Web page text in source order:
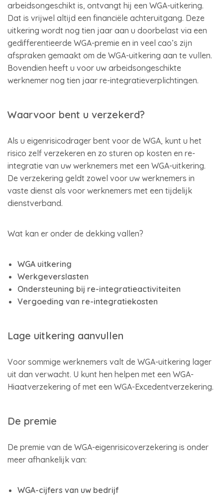
arbeidsongeschikt is, ontvangt hij een WGA-uitkering.
Dat is vrijwel altijd een financiële achteruitgang. Deze
uitkering wordt nog tien jaar aan u doorbelast via een
gedifferentieerde WGA-premie en in veel cao’s zijn
afspraken gemaakt om de WGA-uitkering aan te vullen.
Bovendien heeft u voor uw arbeidsongeschikte
werknemer nog tien jaar re-integratieverplichtingen.
Waarvoor bent u verzekerd?
Als u eigenrisicodrager bent voor de WGA, kunt u het
risico zelf verzekeren en zo sturen op kosten en re-
integratie van uw werknemers met een WGA-uitkering.
De verzekering geldt zowel voor uw werknemers in
vaste dienst als voor werknemers met een tijdelijk
dienstverband.
Wat kan er onder de dekking vallen?
WGA uitkering
Werkgeverslasten
Ondersteuning bij re-integratieactiviteiten
Vergoeding van re-integratiekosten
Lage uitkering aanvullen
Voor sommige werknemers valt de WGA-uitkering lager
uit dan verwacht. U kunt hen helpen met een WGA-
Hiaatverzekering of met een WGA-Excedentverzekering.
De premie
De premie van de WGA-eigenrisicoverzekering is onder
meer afhankelijk van:
WGA-cijfers van uw bedrijf